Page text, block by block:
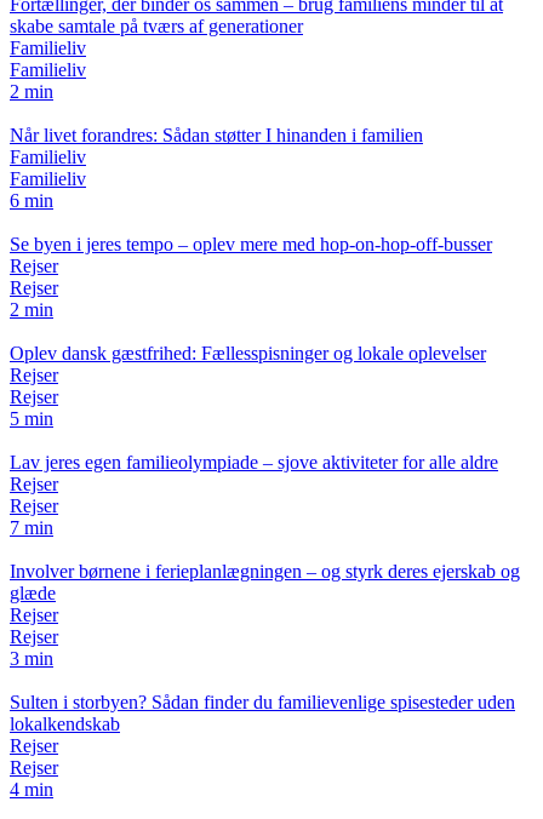
skabe samtale på tværs af generationer
Familieliv
Familieliv
2 min
Når livet forandres: Sådan støtter I hinanden i familien
Familieliv
Familieliv
6 min
Se byen i jeres tempo – oplev mere med hop-on-hop-off-busser
Rejser
Rejser
2 min
Oplev dansk gæstfrihed: Fællesspisninger og lokale oplevelser
Rejser
Rejser
5 min
Lav jeres egen familieolympiade – sjove aktiviteter for alle aldre
Rejser
Rejser
7 min
Involver børnene i ferieplanlægningen – og styrk deres ejerskab og
glæde
Rejser
Rejser
3 min
Sulten i storbyen? Sådan finder du familievenlige spisesteder uden
lokalkendskab
Rejser
Rejser
4 min